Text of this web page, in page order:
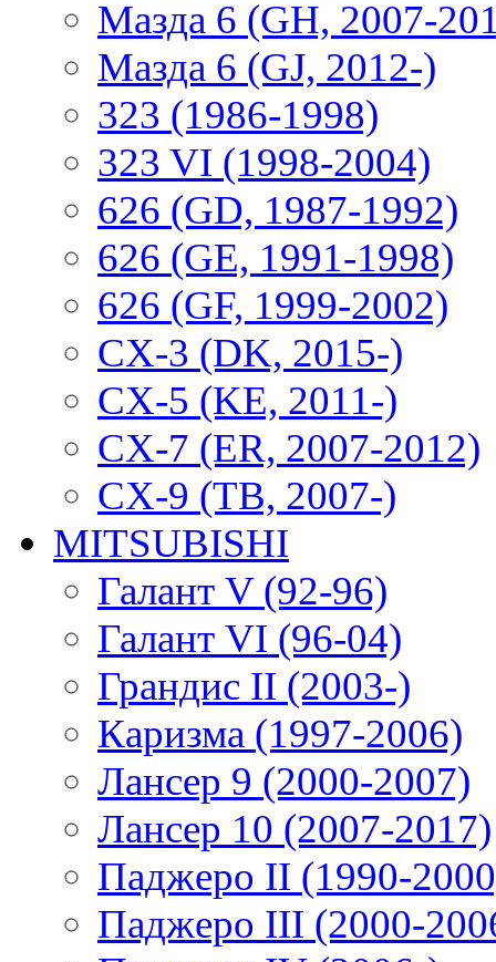
Мазда 6 (GH, 2007-
Мазда 6 (GJ, 2012-)
323 (1986-1998)
323 VI (1998-2004)
626 (GD, 1987-1992)
626 (GE, 1991-1998)
626 (GF, 1999-2002)
CX-3 (DK, 2015-)
CX-5 (KE, 2011-)
CX-7 (ER, 2007-2012)
CX-9 (TB, 2007-)
MITSUBISHI
Галант V (92-96)
Галант VI (96-04)
Грандис II (2003-)
Каризма (1997-2006)
Лансер 9 (2000-2007)
Лансер 10 (2007-2017)
Паджеро II (1990-
Паджеро III (2000-